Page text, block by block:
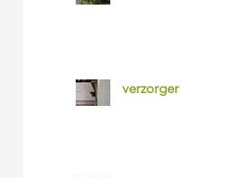
verzorger